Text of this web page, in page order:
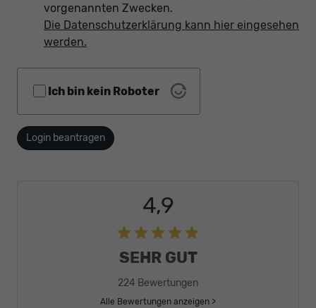
vorgenannten Zwecken.
Die Datenschutzerklärung kann hier eingesehen
werden.
Ich bin kein Roboter
Login beantragen
4,9
SEHR GUT
224 Bewertungen
Alle Bewertungen anzeigen >